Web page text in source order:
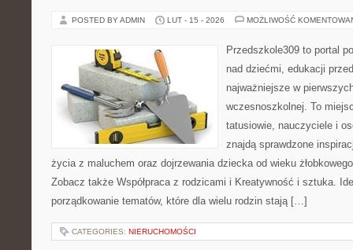
POSTED BY ADMIN LUT - 15 - 2026 MOŻLIWOŚĆ
Przedszkole309 to portal
nad dziećmi, edukacji
najważniejsze w
wczesnoszkolnej. To
tatusiowie, nauczyciele i
znajdą sprawdzone
życia z maluchem oraz dojrzewania dziecka od wieku
Zobacz także Współpraca z rodzicami i Kreatywność i sztuka.
porządkowanie tematów, które dla wielu rodzin stają […]
CATEGORIES: NIERUCHOMOŚCI